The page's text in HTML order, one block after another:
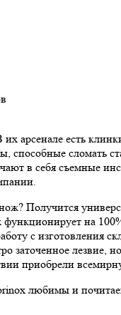
арсенале есть
способные сломать
в себя съемные
Получится
на
с
заточенное
приобрели
любимы и